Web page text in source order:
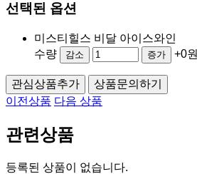
선택된 옵션
미스티힐스 비달 아이스와인
수량
감소 증가 +0원
관심상품추가
상품문의하기
이전상품 군트럼 리슬링
다음 상품
관련상품
등록된 상품이 없습니다.